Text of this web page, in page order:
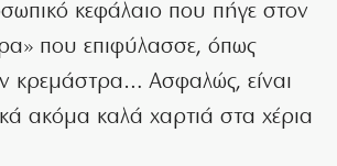
κεφάλαιο που πήγε στον
που επιφύλασσε, όπως
κρεμάστρα… Ασφαλώς, είναι
ακόμα καλά χαρτιά στα χέρια